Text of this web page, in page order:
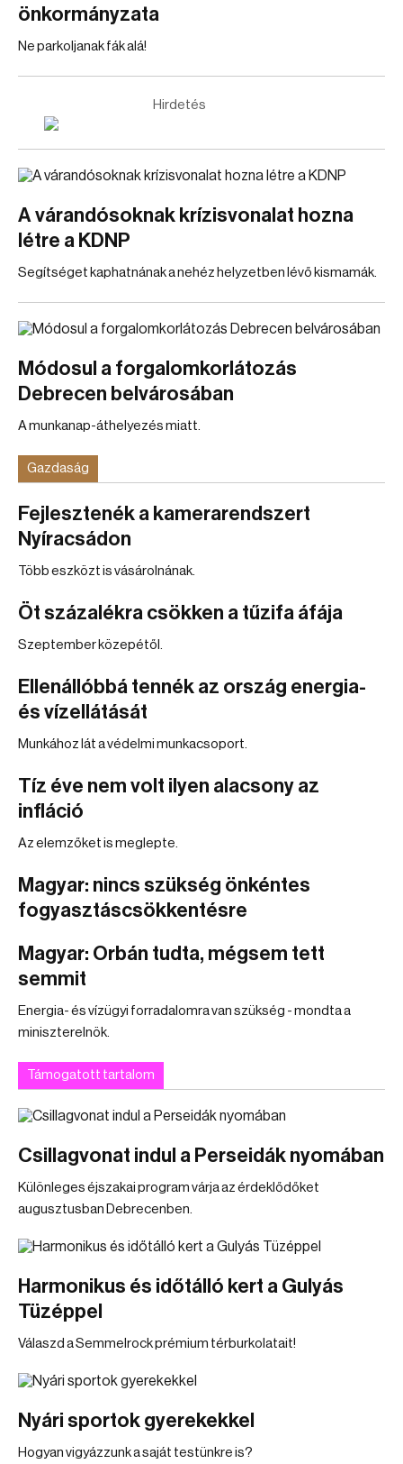
önkormányzata
Ne parkoljanak fák alá!
Hirdetés
A várandósoknak krízisvonalat hozna
létre a KDNP
Segítséget kaphatnának a nehéz helyzetben lévő kismamák.
Módosul a forgalomkorlátozás
Debrecen belvárosában
A munkanap-áthelyezés miatt.
Gazdaság
Fejlesztenék a kamerarendszert
Nyíracsádon
Több eszközt is vásárolnának.
Öt százalékra csökken a tűzifa áfája
Szeptember közepétől.
Ellenállóbbá tennék az ország energia-
és vízellátását
Munkához lát a védelmi munkacsoport.
Tíz éve nem volt ilyen alacsony az
infláció
Az elemzőket is meglepte.
Magyar: nincs szükség önkéntes
fogyasztáscsökkentésre
Magyar: Orbán tudta, mégsem tett
semmit
Energia- és vízügyi forradalomra van szükség - mondta a
miniszterelnök.
Támogatott tartalom
Csillagvonat indul a Perseidák nyomában
Különleges éjszakai program várja az érdeklődőket
augusztusban Debrecenben.
Harmonikus és időtálló kert a Gulyás
Tüzéppel
Válaszd a Semmelrock prémium térburkolatait!
Nyári sportok gyerekekkel
Hogyan vigyázzunk a saját testünkre is?